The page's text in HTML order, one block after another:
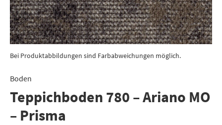
Bei Produktabbildungen sind Farbabweichungen möglich.
Boden
Teppichboden 780 – Ariano MO
– Prisma